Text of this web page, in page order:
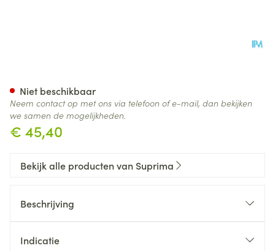
€ 45,40
Niet beschikbaar
Neem contact op met ons via telefoon of e-mail, dan bekijken
we samen de mogelijkheden.
Bekijk alle producten van Suprima
Beschrijving
Indicatie